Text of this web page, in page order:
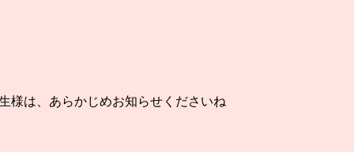
様は、あらかじめお知らせくださいね